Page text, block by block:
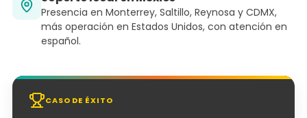
Presencia en Monterrey, Saltillo, Reynosa y CDMX,
más operación en Estados Unidos, con atención en
español.
CASO DE ÉXITO